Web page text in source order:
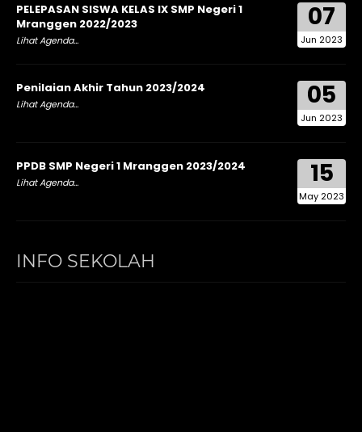
07
Jun 2023
PELEPASAN SISWA KELAS IX SMP Negeri 1
Mranggen 2022/2023
Lihat Agenda...
05
Jun 2023
Penilaian Akhir Tahun 2023/2024
Lihat Agenda...
15
May 2023
PPDB SMP Negeri 1 Mranggen 2023/2024
Lihat Agenda...
INFO SEKOLAH